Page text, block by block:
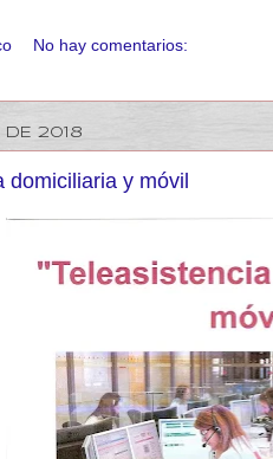
No hay comentarios:
DE 2018
domiciliaria y móvil